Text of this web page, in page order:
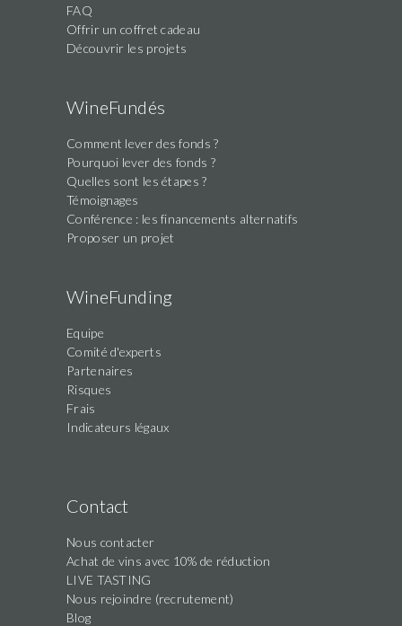
FAQ
Offrir un coffret cadeau
Découvrir les projets
WineFundés
Comment lever des fonds ?
Pourquoi lever des fonds ?
Quelles sont les étapes ?
Témoignages
Conférence : les financements alternatifs
Proposer un projet
WineFunding
Equipe
Comité d'experts
Partenaires
Risques
Frais
Indicateurs légaux
Contact
Nous contacter
Achat de vins avec 10% de réduction
LIVE TASTING
Nous rejoindre (recrutement)
Blog